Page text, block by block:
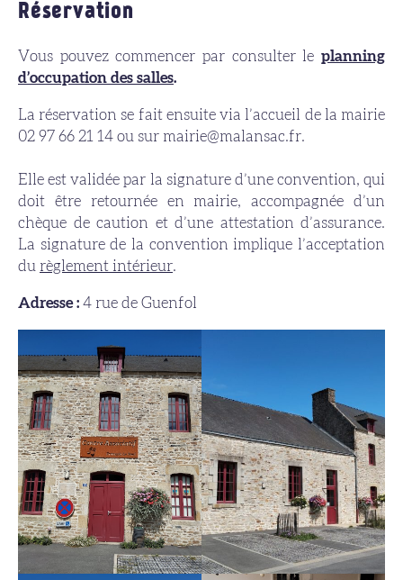
Réservation
Vous pouvez commencer par consulter le planning
d’occupation des salles.
La réservation se fait ensuite via l’accueil de la mairie
02 97 66 21 14 ou sur mairie@malansac.fr.
Elle est validée par la signature d’une convention, qui
doit être retournée en mairie, accompagnée d’un
chèque de caution et d’une attestation d’assurance.
La signature de la convention implique l’acceptation
du règlement intérieur.
Adresse : 4 rue de Guenfol